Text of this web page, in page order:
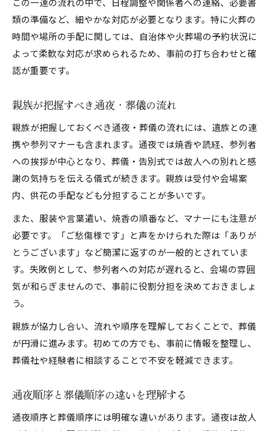
類の準備など、細やかな対応が必要となります。特に火葬の
時間や場所の手配に関しては、自治体や火葬場の予約状況に
よって柔軟な対応が求められるため、事前の打ち合わせと確
認が重要です。
親族が把握すべき通夜・葬儀の流れ
親族が把握しておくべき通夜・葬儀の流れには、遺族との連
携や参列マナーも含まれます。通夜では焼香や読経、参列者
への挨拶が中心となり、葬儀・告別式では故人への別れと感
謝の気持ちを伝える儀式が続きます。親族は受付や会場案
内、供花の手配なども分担することが多いです。
また、服装や言葉遣い、焼香の順番など、マナーにも注意が
必要です。「ご愁傷様です」と声をかけられた際は「ありが
とうございます」など簡潔に返すのが一般的とされていま
す。失敗例として、参列者への対応が遅れると、会場の雰囲
気が和らぎませんので、事前に役割分担を決めておきましょ
う。
親族が協力し合い、流れや順序を理解しておくことで、葬儀
が円滑に進みます。初めての方でも、事前に情報を整理し、
葬儀社や経験者に相談することで不安を軽減できます。
通夜順序と葬儀順序の違いを理解する
通夜順序と葬儀順序には明確な違いがあります。通夜は故人